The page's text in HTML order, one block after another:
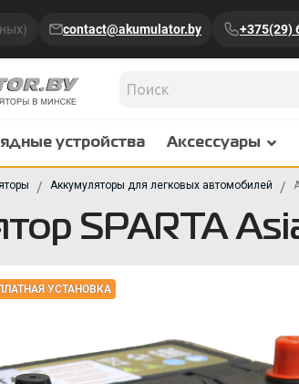
contact@akumulator.by +375(29)
устройства Аксессуары
Аккумуляторы для легковых автомобилей
SPARTA
УСТАНОВКА